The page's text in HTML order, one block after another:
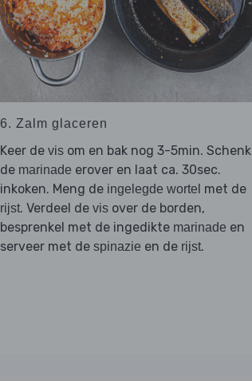
6. Zalm glaceren
Keer de vis om en bak nog 3-5min. Schenk
de marinade erover en laat ca. 30sec.
inkoken. Meng de ingelegde wortel met de
rijst. Verdeel de vis over de borden,
besprenkel met de ingedikte marinade en
serveer met de spinazie en de rijst.